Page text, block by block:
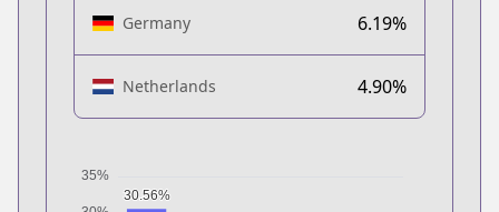
Germany 6.19%
Netherlands 4.90%